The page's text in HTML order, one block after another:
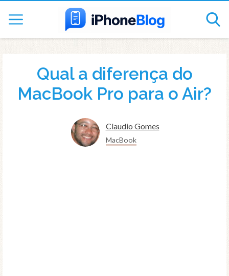
Qual a diferença do
MacBook Pro para o Air?
Claudio Gomes
MacBook